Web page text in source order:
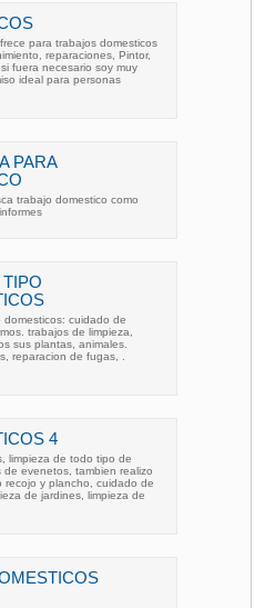
para trabajos domesticos
reparaciones, Pintor,
fuera necesario soy muy
ideal para personas
PARA
trabajo domestico como
cuidado de
trabajos de limpieza,
sus plantas, animales.
reparacion de fugas, .
4
limpieza de todo tipo de
evenetos, tambien realizo
recojo y plancho, cuidado de
de jardines, limpieza de